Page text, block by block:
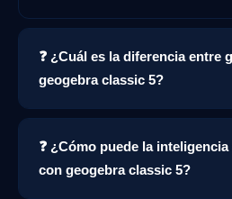
❓ ¿Cuál es la diferencia entre
geogebra classic 5?
❓ ¿Cómo puede la
con geogebra classic 5?